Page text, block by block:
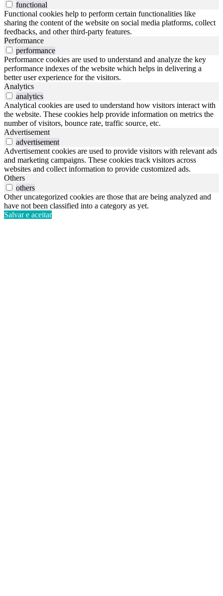
functional
Functional cookies help to perform certain functionalities like
sharing the content of the website on social media platforms, collect
feedbacks, and other third-party features.
Performance
performance
Performance cookies are used to understand and analyze the key
performance indexes of the website which helps in delivering a
better user experience for the visitors.
Analytics
analytics
Analytical cookies are used to understand how visitors interact with
the website. These cookies help provide information on metrics the
number of visitors, bounce rate, traffic source, etc.
Advertisement
advertisement
Advertisement cookies are used to provide visitors with relevant ads
and marketing campaigns. These cookies track visitors across
websites and collect information to provide customized ads.
Others
others
Other uncategorized cookies are those that are being analyzed and
have not been classified into a category as yet.
Salvar e aceitar